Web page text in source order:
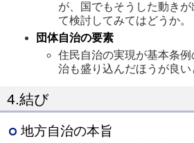
が、国でもそうした動き
て検討してみてはどうか。
団体自治の要素
住民自治の実現が基本条
治も盛り込んだほうが良い
4.結び
地方自治の本旨